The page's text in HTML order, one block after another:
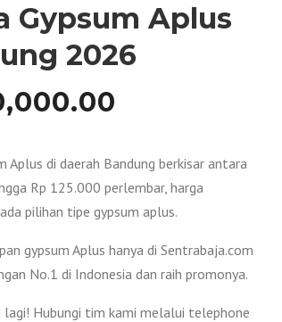
Gypsum Aplus
2026
Aplus di daerah Bandung berkisar antara
Rp 125.000 perlembar, harga
pilihan tipe gypsum aplus.
gypsum Aplus hanya di Sentrabaja.com
No.1 di Indonesia dan raih promonya.
lagi! Hubungi tim kami melalui telephone